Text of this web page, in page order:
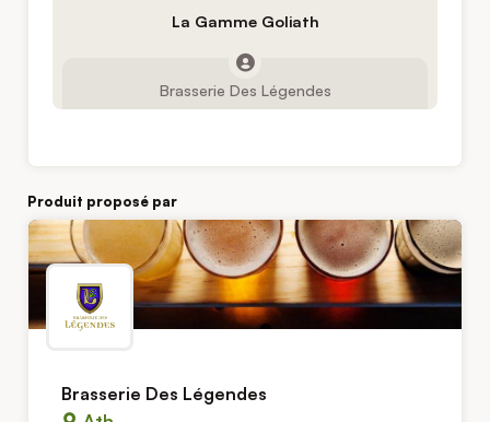
La Gamme Goliath
Brasserie Des Légendes
Produit proposé par
Brasserie Des Légendes